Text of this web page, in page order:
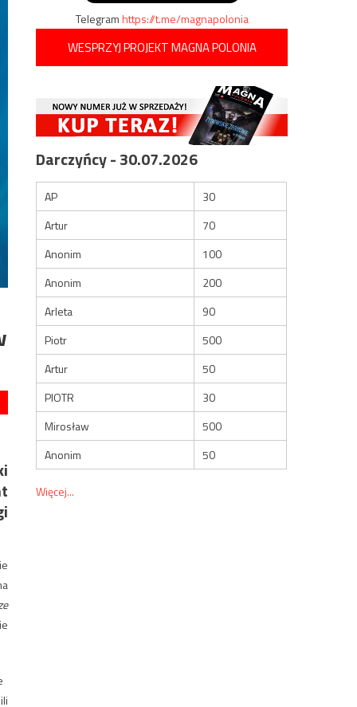
Telegramhttps://t.me/magnapolonia
WESPRZYJ PROJEKT MAGNA POLONIA
Darczyńcy - 30.07.2026
AP
30
Artur
70
Anonim
100
Anonim
200
Arleta
90
Piotr
500
Artur
50
PIOTR
30
Mirosław
500
Anonim
50
Więcej...